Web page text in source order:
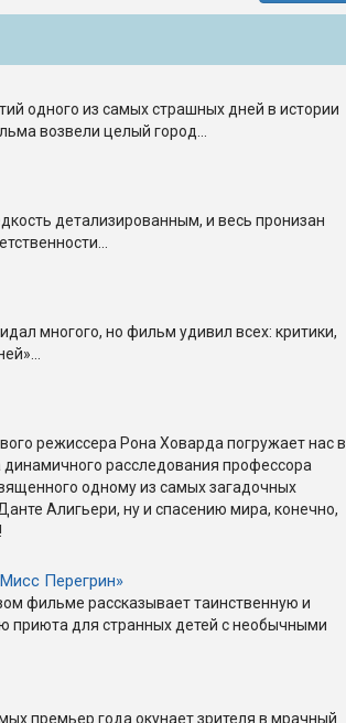
одного из самых страшных дней в истории
возвели целый город...
детализированным, и весь пронизан
многого, но фильм удивил всех: критики,
режиссера Рона Ховарда погружает нас в
динамичного расследования профессора
одному из самых загадочных
Алигьери, ну и спасению мира, конечно,
Перегрин»
фильме рассказывает таинственную и
приюта для странных детей с необычными
премьер года окунает зрителя в мрачный